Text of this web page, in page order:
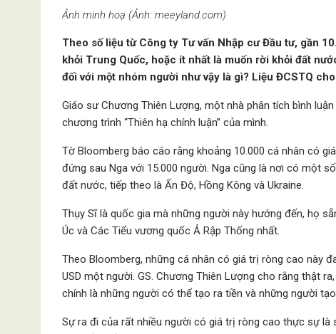
Ảnh minh hoạ (Ảnh: meeyland.com)
Theo số liệu từ Công ty Tư vấn Nhập cư Đầu tư, gần
khỏi Trung Quốc, hoặc ít nhất là muốn rời khỏi đất
đối với một nhóm người như vậy là gì? Liệu ĐCSTQ
Giáo sư Chương Thiên Lượng, một nhà phân tích bình
chương trình “Thiên hạ chính luận” của mình.
Tờ Bloomberg báo cáo rằng khoảng 10.000 cá nhân có
đứng sau Nga với 15.000 người. Nga cũng là nơi có một
đất nước, tiếp theo là Ấn Độ, Hồng Kông và Ukraine.
Thụy Sĩ là quốc gia mà những người này hướng đến, họ
Úc và Các Tiểu vương quốc Ả Rập Thống nhất.
Theo Bloomberg, những cá nhân có giá trị ròng cao này
USD một người. GS. Chương Thiên Lượng cho rằng thật
chính là những người có thể tạo ra tiền và những người
Sự ra đi của rất nhiều người có giá trị ròng cao thực sự